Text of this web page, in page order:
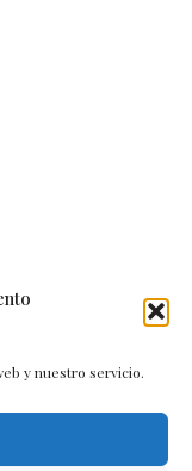
y nuestro servicio.